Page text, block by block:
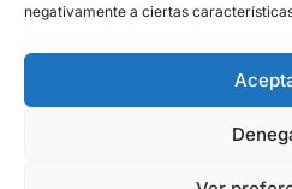
negativamente a ciertas